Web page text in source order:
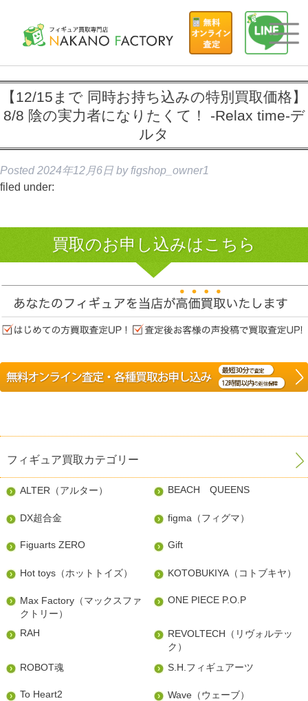
【12/15まで 同時お持ち込みの特別買取価格】
8/8 陰の実力者になりたくて！ -Relax time-デ
ルタ
Posted 2024年12月6日 by figshop_owner1
filed under:
買取のお申し込みはこちら
フィギュア買取カテゴリー
ALTER（アルター） BEACH QUEENS
DX超合金 figma（フィグマ）
Figuarts ZERO Gift
Hot toys（ホットトイズ） KOTOBUKIYA（コトブキヤ）
Max Factory（マックスファ
クトリー）
ONE PIECE P.O.P
RAH
REVOLTECH（リヴォルテッ
ク）
ROBOT魂
S.H.フィギュアーツ
To Heart2 Wave（ウェーブ）